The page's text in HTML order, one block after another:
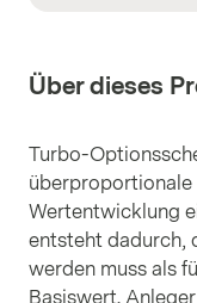
Über dieses
Turbo-
Wertentwicklung
entsteht dadurch,
werden muss als
Basiswert.